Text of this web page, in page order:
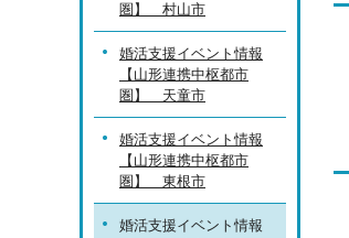
圏】 村山市
婚活支援イベント情報
【山形連携中枢都市
圏】 天童市
婚活支援イベント情報
【山形連携中枢都市
圏】 東根市
婚活支援イベント情報